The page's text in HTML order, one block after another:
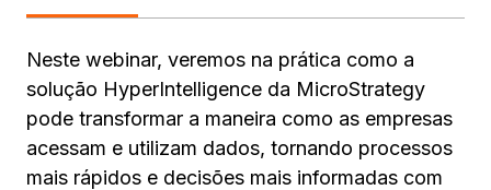
Neste webinar, veremos na prática como a
solução HyperIntelligence da MicroStrategy
pode transformar a maneira como as empresas
acessam e utilizam dados, tornando processos
mais rápidos e decisões mais informadas com